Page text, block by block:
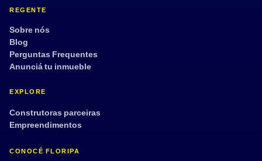
REGENTE
Sobre nós
Blog
Perguntas Frequentes
Anunciá tu inmueble
EXPLORE
Construtoras parceiras
Empreendimentos
CONOCÉ FLORIPA